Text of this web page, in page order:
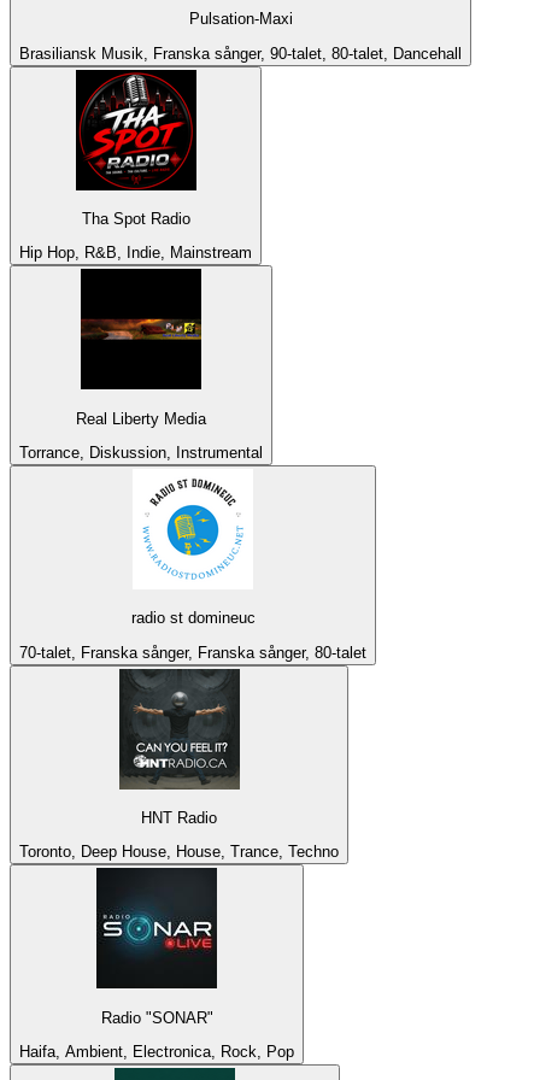
Pulsation-Maxi
Brasiliansk Musik, Franska sånger, 90-talet, 80-talet, Dancehall
Tha Spot Radio
Hip Hop, R&B, Indie, Mainstream
Real Liberty Media
Torrance, Diskussion, Instrumental
radio st domineuc
70-talet, Franska sånger, Franska sånger, 80-talet
HNT Radio
Toronto, Deep House, House, Trance, Techno
Radio "SONAR"
Haifa, Ambient, Electronica, Rock, Pop